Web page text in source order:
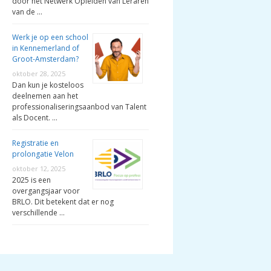
van de …
Werk je op een school
in Kennemerland of
Groot-Amsterdam?
oktober 28, 2025
Dan kun je kosteloos
deelnemen aan het
professionaliseringsaanbod van Talent
als Docent. …
Registratie en
prolongatie Velon
oktober 12, 2025
2025 is een
overgangsjaar voor
BRLO. Dit betekent dat er nog
verschillende …